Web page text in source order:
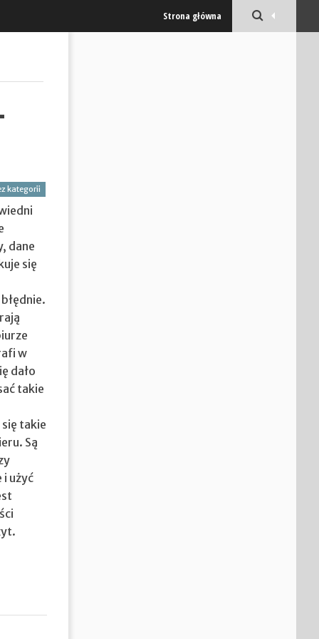
Strona główna
kategorii
dane
się
w
dało
takie
takie
Są
i użyć